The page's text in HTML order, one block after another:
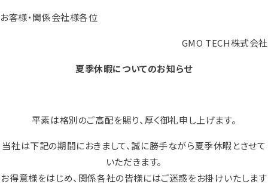
お客様・関係会社様各位
GMO TECH株式会社
夏季休暇についてのお知らせ
平素は格別のご高配を賜り、厚く御礼申し上げます。
当社は下記の期間におきまして、誠に勝手ながら夏季休暇とさせて
いただきます。
お得意様をはじめ、関係各社の皆様にはご迷惑をお掛けいたします